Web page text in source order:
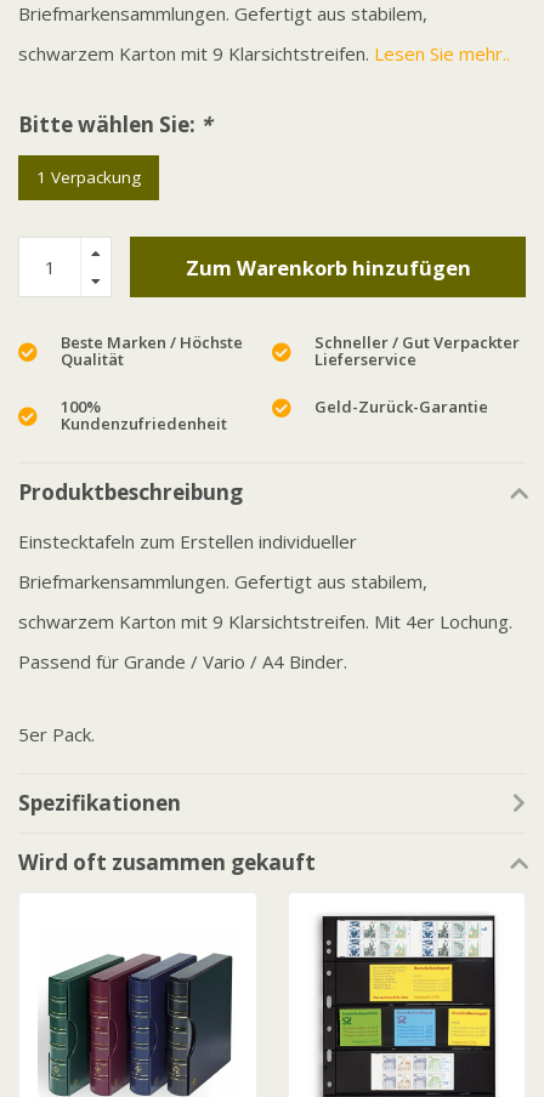
Briefmarkensammlungen. Gefertigt aus stabilem,
schwarzem Karton mit 9 Klarsichtstreifen. Lesen Sie mehr..
Bitte wählen Sie: *
1 Verpackung
Zum Warenkorb hinzufügen
Beste Marken / Höchste
Qualität
Schneller / Gut Verpackter
Lieferservice
100%
Kundenzufriedenheit
Geld-Zurück-Garantie
Produktbeschreibung
Einstecktafeln zum Erstellen individueller
Briefmarkensammlungen. Gefertigt aus stabilem,
schwarzem Karton mit 9 Klarsichtstreifen. Mit 4er Lochung.
Passend für Grande / Vario / A4 Binder.
5er Pack.
Spezifikationen
Wird oft zusammen gekauft